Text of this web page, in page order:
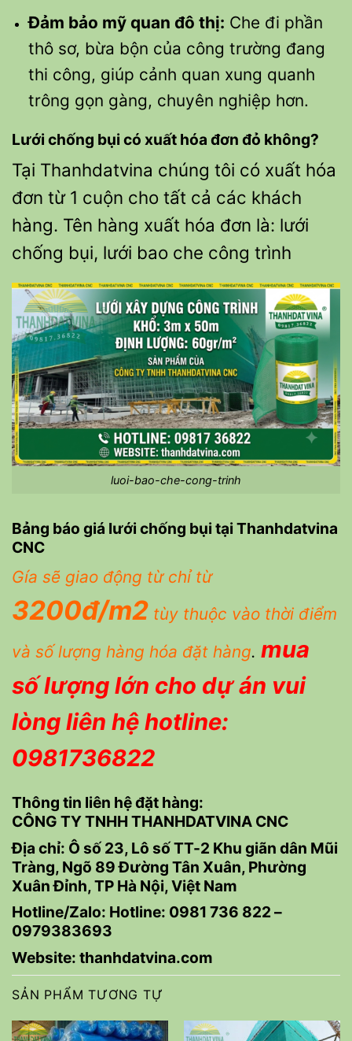
Đảm bảo mỹ quan đô thị: Che đi phần
thô sơ, bừa bộn của công trường đang
thi công, giúp cảnh quan xung quanh
trông gọn gàng, chuyên nghiệp hơn.
Lưới chống bụi có xuất hóa đơn đỏ không?
Tại Thanhdatvina chúng tôi có xuất hóa
đơn từ 1 cuộn cho tất cả các khách
hàng. Tên hàng xuất hóa đơn là: lưới
chống bụi, lưới bao che công trình
luoi-bao-che-cong-trinh
Bảng báo giá lưới chống bụi tại Thanhdatvina
CNC
Gía sẽ giao động từ chỉ từ
3200đ/m2 tùy thuộc vào thời điểm
và số lượng hàng hóa đặt hàng. mua
số lượng lớn cho dự án vui
lòng liên hệ hotline:
0981736822
Thông tin liên hệ đặt hàng:
CÔNG TY TNHH THANHDATVINA CNC
Địa chỉ: Ô số 23, Lô số TT-2 Khu giãn dân Mũi
Tràng, Ngõ 89 Đường Tân Xuân, Phường
Xuân Đỉnh, TP Hà Nội, Việt Nam
Hotline/Zalo: Hotline: 0981 736 822 –
0979383693
Website: thanhdatvina.com
SẢN PHẨM TƯƠNG TỰ